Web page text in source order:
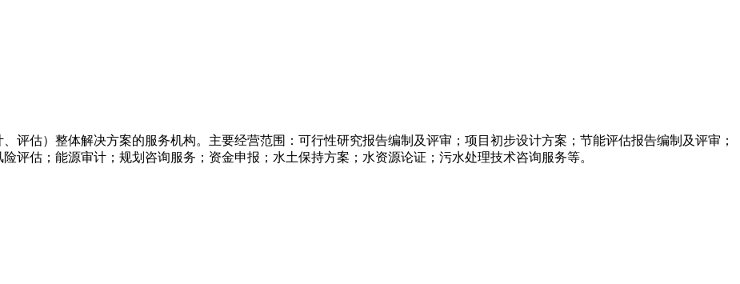
评估）整体解决方案的服务机构。主要经营范围：可行性研究报告编制及评审；项目初步设计方案；节能评估报告编制及评审；
评估；能源审计；规划咨询服务；资金申报；水土保持方案；水资源论证；污水处理技术咨询服务等。